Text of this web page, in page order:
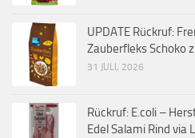
UPDATE Rückruf:
Zauberfleks Schoko
31 JULI, 2026
Rückruf: E.coli –
Edel Salami Rind via